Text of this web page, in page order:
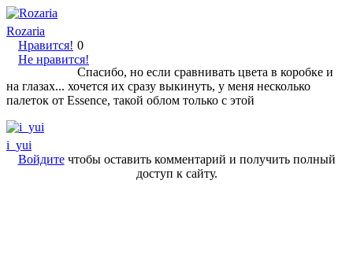
Rozaria
Нравится!
Не нравится!
0
Спасибо, но если сравнивать цвета в коробке и
на глазах... хочется их сразу выкинуть, у меня несколько
палеток от Essence, такой облом только с этой
i_yui
Войдитечтобы оставить комментарий и получить полный
доступ к сайту.